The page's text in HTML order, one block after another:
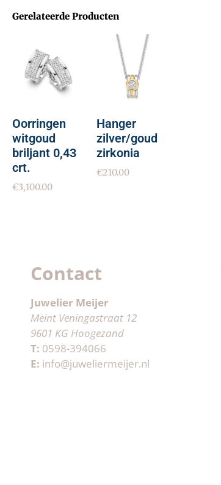
Gerelateerde Producten
Oorringen
witgoud
briljant 0,43
crt.
€3,100.00
Hanger
zilver/goud
zirkonia
€210.00
Contact
Juwelier Meijer
Meint Veningastraat 12
9601 KG Hoogezand
T: 0598-394066
E: info@juweliermeijer.nl